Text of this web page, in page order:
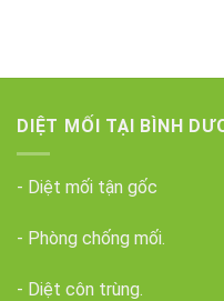
DIỆT MỐI TẠI BÌNH
- Diệt mối tận gốc
- Phòng chống mối.
- Diệt côn trùng.